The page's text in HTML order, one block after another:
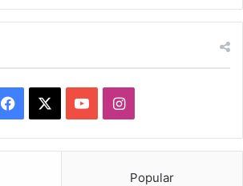
Facebook YouTubeInstagram
Popular